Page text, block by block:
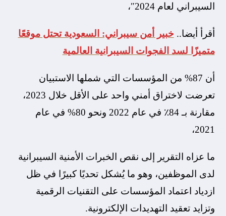
السيبراني لعام 2024″،
أقرأ أيضا..خبير أمن سيبراني: السعودية تحتل موقعًا
متميزًا لسد الفجوات السيبرانية العالمية
أن 87% من المؤسسات التي شملها الاستبيان
تعرضت لاختراق أمني واحد على الأقل خلال 2023،
مقارنة بـ 84٪ في عام 2022 ونحو 80% في عام
2021،
ما عزاه التقرير إلى نقص الخبرات الأمنية السيبرانية
لدى الموظفين، وهو ما يُشكل تحديًا كبيرًا في ظل
ازدياد اعتماد المؤسسات على التقنيات الرقمية
وتزايد تعقيد التهديدات الإلكترونية.